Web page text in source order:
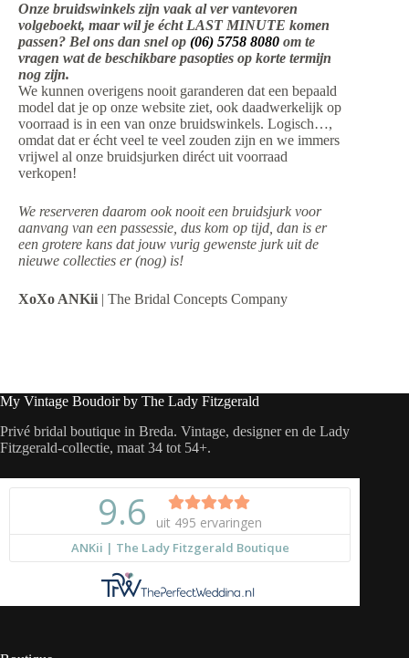
Onze bruidswinkels zijn vaak al ver vantevoren
volgeboekt, maar wil je écht LAST MINUTE komen
passen? Bel ons dan snel op (06) 5758 8080 om te
vragen wat de beschikbare pasopties op korte termijn
nog zijn.
We kunnen overigens nooit garanderen dat een bepaald
model dat je op onze website ziet, ook daadwerkelijk op
voorraad is in een van onze bruidswinkels. Logisch…,
omdat dat er écht veel te veel zouden zijn en we immers
vrijwel al onze bruidsjurken diréct uit voorraad
verkopen!
We reserveren daarom ook nooit een bruidsjurk voor
aanvang van een passessie, dus kom op tijd, dan is er
een grotere kans dat jouw vurig gewenste jurk uit de
nieuwe collecties er (nog) is!
XoXo ANKii | The Bridal Concepts Company
My Vintage Boudoir by The Lady Fitzgerald
Privé bridal boutique in Breda. Vintage, designer en de Lady
Fitzgerald-collectie, maat 34 tot 54+.